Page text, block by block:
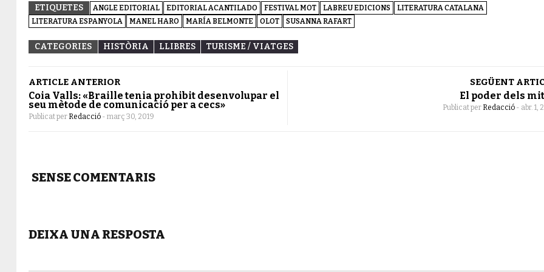
ETIQUETES ANGLE EDITORIAL EDITORIAL ACANTILADO FESTIVAL MOT LABREU EDICIONS
LITERATURA CATALANA
LITERATURA ESPANYOLA
MANEL HARO MARÍA BELMONTE OLOT SUSANNA RAFART
CATEGORIES HISTÒRIA LLIBRES TURISME / VIATGES
ARTICLE ANTERIOR
Coia Valls: «Braille tenia prohibit desenvolupar el
seu mètode de comunicació per a cecs»
Publicat per Redacció - març 30, 2019
SEGÜENT
El poder dels
Publicat per Redacció - abr. 1,
SENSE COMENTARIS
DEIXA UNA RESPOSTA